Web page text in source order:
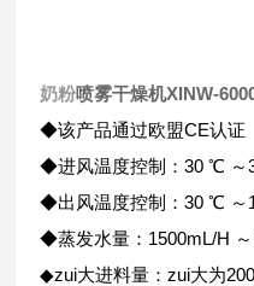
奶粉喷雾干燥机XINW-
◆该产品通过欧盟CE认证
◆进风温度控制：30 ℃ ～
◆出风温度控制：30 ℃ ～
◆蒸发水量：1500mL/H
◆zui大进料量：zui大为